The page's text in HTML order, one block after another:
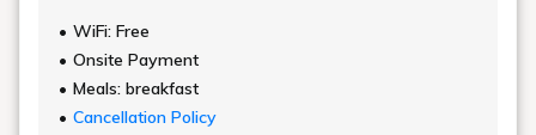
WiFi: Free
Onsite Payment
Meals: breakfast
Cancellation Policy